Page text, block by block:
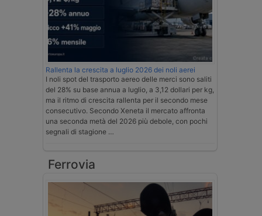
Rallenta la crescita a luglio 2026 dei noli aerei
I noli spot del trasporto aereo delle merci sono saliti
del 28% su base annua a luglio, a 3,12 dollari per kg,
ma il ritmo di crescita rallenta per il secondo mese
consecutivo. Secondo Xeneta il mercato affronta
una seconda metà del 2026 più debole, con pochi
segnali di stagione …
Ferrovia